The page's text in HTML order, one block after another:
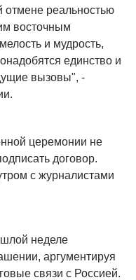
отмене реальностью
восточным
и мудрость,
единство и
вызовы", -
церемонии не
договор.
с журналистами
неделе
аргументируя
связи с Россией.